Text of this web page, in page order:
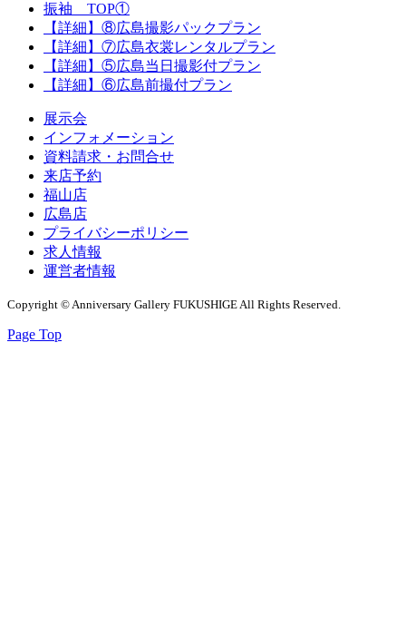
振袖 TOP①
【詳細】⑧広島撮影パックプラン
【詳細】⑦広島衣裳レンタルプラン
【詳細】⑤広島当日撮影付プラン
【詳細】⑥広島前撮付プラン
展示会
インフォメーション
資料請求・お問合せ
来店予約
福山店
広島店
プライバシーポリシー
求人情報
運営者情報
Copyright © Anniversary Gallery FUKUSHIGE All Rights Reserved.
Page Top